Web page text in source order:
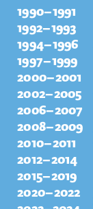
1990–1991
1992–1993
1994–1996
1997–1999
2000–2001
2002–2005
2006–2007
2008–2009
2010–2011
2012–2014
2015–2019
2020–2022